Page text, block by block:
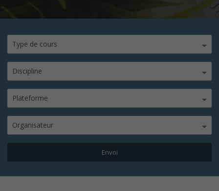
Type de cours
Discipline
Plateforme
Organisateur